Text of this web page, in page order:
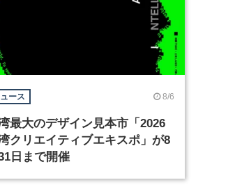
ース 8/6
最大のデザイン見本市「2026
クリエイティブエキスポ」が8
日まで開催